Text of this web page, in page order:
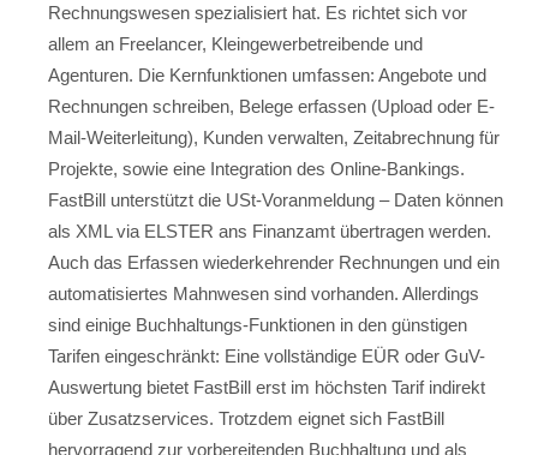
Rechnungswesen spezialisiert hat. Es richtet sich vor
allem an Freelancer, Kleingewerbetreibende und
Agenturen. Die Kernfunktionen umfassen: Angebote und
Rechnungen schreiben, Belege erfassen (Upload oder E-
Mail-Weiterleitung), Kunden verwalten, Zeitabrechnung für
Projekte, sowie eine Integration des Online-Bankings.
FastBill unterstützt die USt-Voranmeldung – Daten können
als XML via ELSTER ans Finanzamt übertragen werden.
Auch das Erfassen wiederkehrender Rechnungen und ein
automatisiertes Mahnwesen sind vorhanden. Allerdings
sind einige Buchhaltungs-Funktionen in den günstigen
Tarifen eingeschränkt: Eine vollständige EÜR oder GuV-
Auswertung bietet FastBill erst im höchsten Tarif indirekt
über Zusatzservices. Trotzdem eignet sich FastBill
hervorragend zur vorbereitenden Buchhaltung und als